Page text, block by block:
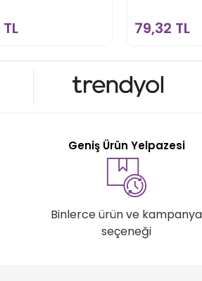
79,32 TL
Geniş Ürün Yelpazesi
Binlerce ürün ve kampanya
seçeneği